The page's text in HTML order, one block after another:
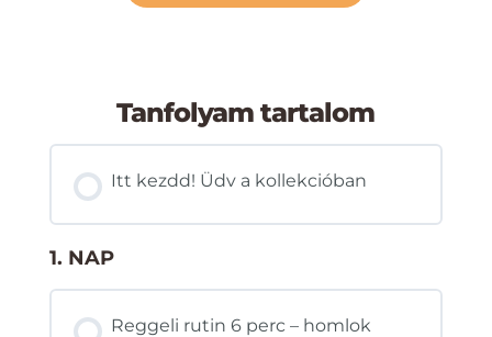
Tanfolyam tartalom
Itt kezdd! Üdv a kollekcióban
1. NAP
Reggeli rutin 6 perc – homlok